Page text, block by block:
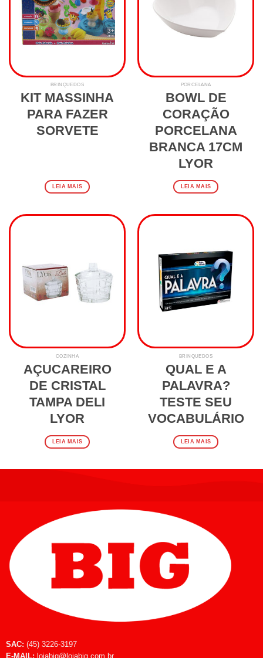
BRINQUEDOS
KIT MASSINHA
PARA FAZER
SORVETE
LEIA MAIS
PORCELANA
BOWL DE
CORAÇÃO
PORCELANA
BRANCA 17CM
LYOR
LEIA MAIS
COZINHA
AÇUCAREIRO
DE CRISTAL
TAMPA DELI
LYOR
LEIA MAIS
BRINQUEDOS
QUAL E A
PALAVRA?
TESTE SEU
VOCABULÁRIO
LEIA MAIS
SAC: (45) 3226-3197
E-MAIL: lojabig@lojabig.com.br